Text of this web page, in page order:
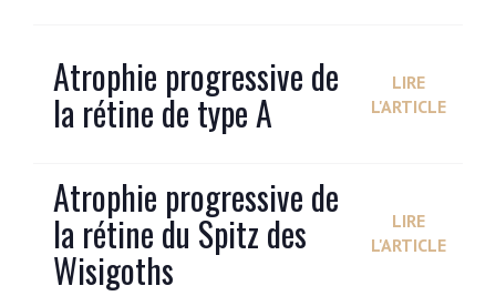
Atrophie progressive de
la rétine de type A
LIRE
L'ARTICLE
Atrophie progressive de
la rétine du Spitz des
Wisigoths
LIRE
L'ARTICLE